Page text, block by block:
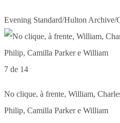
Evening Standard/Hulton Archive/
7 de 14
No clique, à frente, William,
Philip, Camilla Parker e William